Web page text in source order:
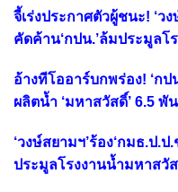
จี้เร่งประกาศตัวผู้ชนะ! ‘ว
คัดค้าน‘กปน.’ล้มประมูลโ
อ้างทีโออาร์บกพร่อง! ‘ก
ผลิตน้ำ ‘มหาสวัสดิ์’ 6.5 พั
‘วงษ์สยามฯ’ร้อง‘กมธ.ป.ป
ประมูลโรงงานน้ำมหาสวั